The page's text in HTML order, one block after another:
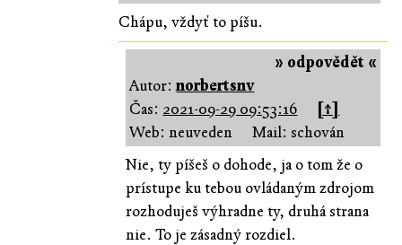
Chápu, vždyť to píšu.
» odpovědět «
Autor:norbertsnv
Čas: 2021-09-29 09:53:16
[↑]
Web: neuveden
Mail: schován
Nie, ty píšeš o dohode, ja o tom že o
prístupe ku tebou ovládaným zdrojom
rozhoduješ výhradne ty, druhá strana
nie. To je zásadný rozdiel.